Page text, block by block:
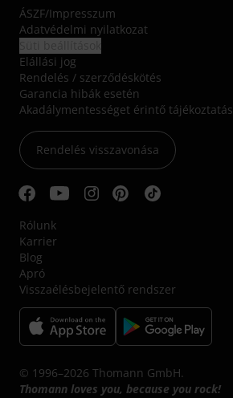
ÁSZF/Impresszum
Adatvédelmi nyilatkozat
Elállási jog
Rendelés / szerződéskötés
Garancia hibák esetén
Akadálymentességet érintő tájékoztatás
Rendelés visszavonása
Rólunk
Karrier
Blog
Apró
Visszaélésbejelentő rendszer
© 1996–2026 Thomann GmbH.
Thomann loves you, because you rock!